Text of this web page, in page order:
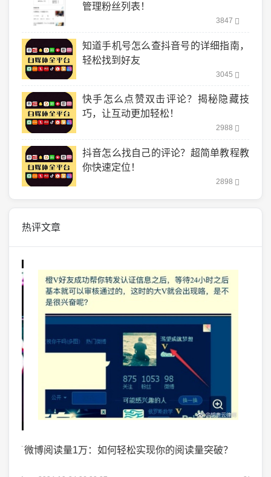
管理粉丝列表！
3847
知道手机号怎么查抖音号的详细指南，
轻松找到好友
3045
快手怎么点赞双击评论？揭秘隐藏技
巧，让互动更加轻松！
2988
抖音怎么找自己的评论？超简单教程教
你快速定位！
2898
热评文章
微博阅读量1万：如何轻松实现你的阅读量突破？